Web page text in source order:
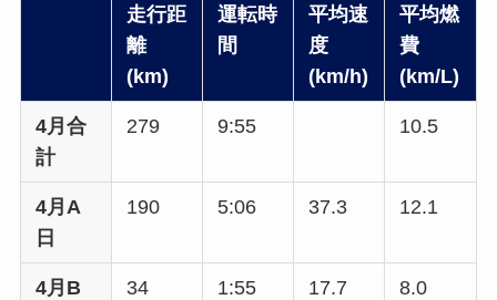
走行距
離
(km)
運転時
間
平均速
度
(km/h)
平均燃
費
(km/L)
4月合
計
279 9:55 10.5
4月A
日
190 5:06 37.3 12.1
4月B
34 1:55 17.7 8.0